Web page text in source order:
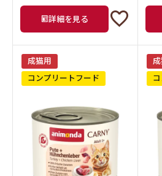
詳細を見る
成猫用
コンプリートフード